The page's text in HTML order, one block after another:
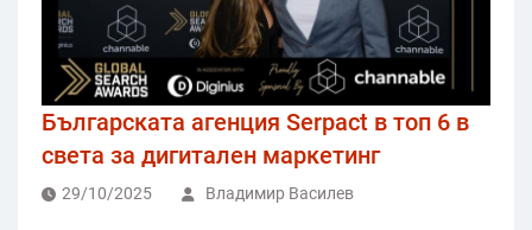
Българската агенция Serpact в топ 6 в
света за дигитален маркетинг
29/10/2025 Владимир Василев